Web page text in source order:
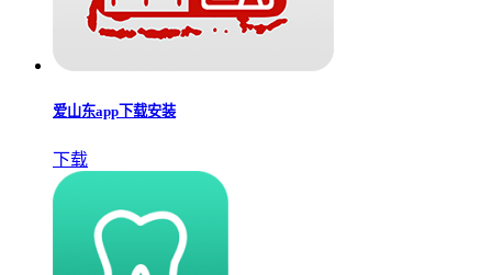
爱山东app下载安装
下载